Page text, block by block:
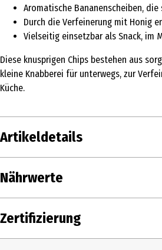
Aromatische Bananenscheiben,
Durch die Verfeinerung mit Honig
Vielseitig einsetzbar als Snack, im
Diese knusprigen Chips bestehen aus
kleine Knabberei für unterwegs, zur
Küche.
Artikeldetails
Inhalt
Produkttyp Chips
Zutaten
Nährwerte
Nährwerte je
Brennwert
Zertifizierung